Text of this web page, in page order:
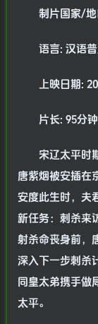
制片国家/
语言: 汉语
上映日期:
片长: 95分钟
宋辽太平时
唐紫烟被安插在
安度此生时，夫
新任务：刺杀来
射杀命丧身前，
深入下一步刺杀
同皇太弟携手做
太平。